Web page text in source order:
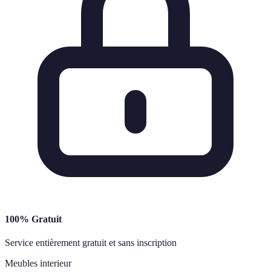
100% Gratuit
Service entièrement gratuit et sans inscription
Meubles interieur